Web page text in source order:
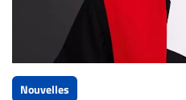
Nouvelles